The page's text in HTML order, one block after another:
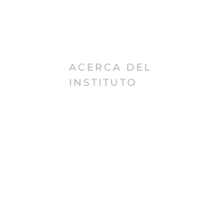
ACERCA DEL
INSTITUTO